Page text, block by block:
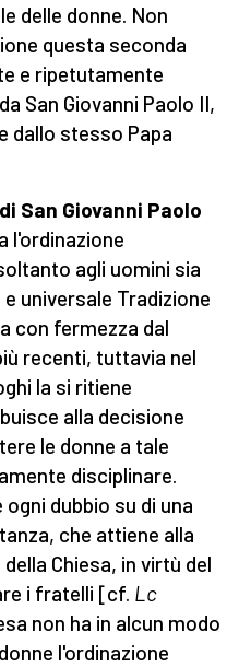
delle donne. Non
questa seconda
e ripetutamente
San Giovanni Paolo II,
dallo stesso Papa
San Giovanni Paolo
l'ordinazione
agli uomini sia
universale Tradizione
con fermezza dal
recenti, tuttavia nel
la si ritiene
alla decisione
le donne a tale
disciplinare.
dubbio su di una
che attiene alla
Chiesa, in virtù del
i fratelli [cf. Lc
non ha in alcun modo
l'ordinazione